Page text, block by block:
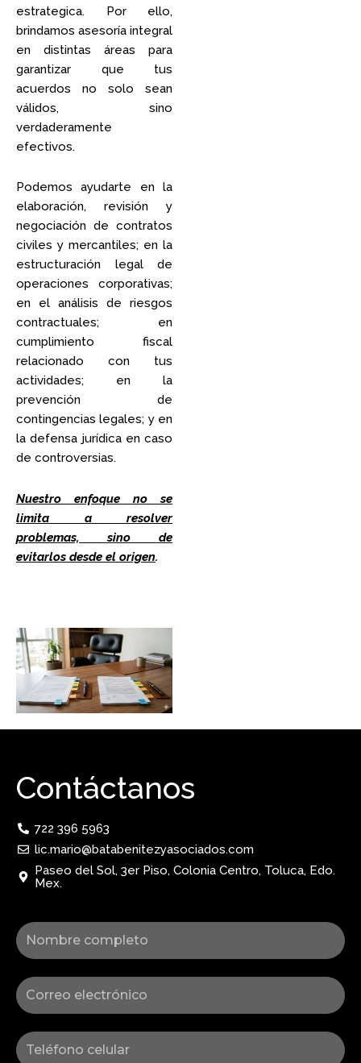
estrategica. Por ello,
brindamos asesoría integral
en distintas áreas para
garantizar que tus
acuerdos no solo sean
válidos, sino
verdaderamente
efectivos.
Podemos ayudarte en la
elaboración, revisión y
negociación de contratos
civiles y mercantiles; en la
estructuración legal de
operaciones corporativas;
en el análisis de riesgos
contractuales; en
cumplimiento fiscal
relacionado con tus
actividades; en la
prevención de
contingencias legales; y en
la defensa jurídica en caso
de controversias.
Nuestro enfoque no se
limita a resolver
problemas, sino de
evitarlos desde el origen.
Contáctanos
722 396 5963
lic.mario@batabenitezyasociados.com
Paseo del Sol, 3er Piso, Colonia Centro, Toluca, Edo.
Mex.
Nombre
Correo
Celular